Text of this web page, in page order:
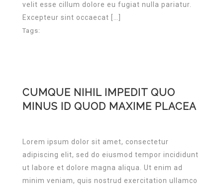
velit esse cillum dolore eu fugiat nulla pariatur.
Excepteur sint occaecat […]
Tags:
CUMQUE NIHIL IMPEDIT QUO
MINUS ID QUOD MAXIME PLACEA
Lorem ipsum dolor sit amet, consectetur
adipiscing elit, sed do eiusmod tempor incididunt
ut labore et dolore magna aliqua. Ut enim ad
minim veniam, quis nostrud exercitation ullamco